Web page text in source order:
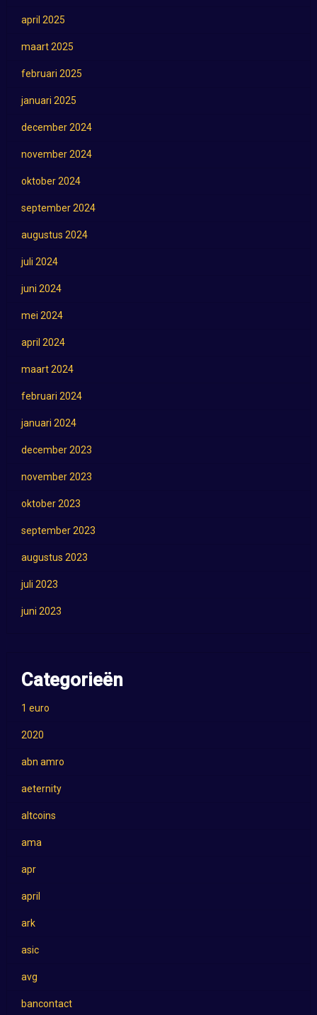
april 2025
maart 2025
februari 2025
januari 2025
december 2024
november 2024
oktober 2024
september 2024
augustus 2024
juli 2024
juni 2024
mei 2024
april 2024
maart 2024
februari 2024
januari 2024
december 2023
november 2023
oktober 2023
september 2023
augustus 2023
juli 2023
juni 2023
Categorieën
1 euro
2020
abn amro
aeternity
altcoins
ama
apr
april
ark
asic
avg
bancontact